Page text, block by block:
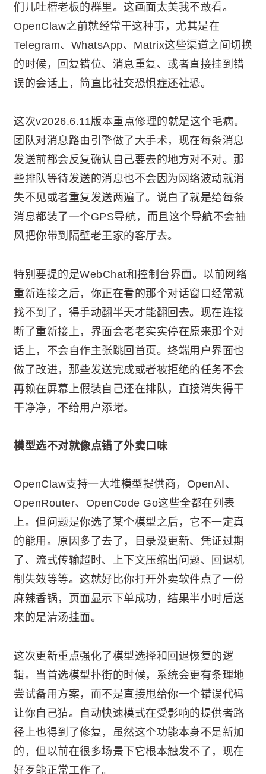
们儿吐槽老板的群里。这画面太美我不敢看。
OpenClaw之前就经常干这种事，尤其是在
Telegram、WhatsApp、Matrix这些渠道之间切换
的时候，回复错位、消息重复、或者直接挂到错
误的会话上，简直比社交恐惧症还社恐。
这次v2026.6.11版本重点修理的就是这个毛病。
团队对消息路由引擎做了大手术，现在每条消息
发送前都会反复确认自己要去的地方对不对。那
些排队等待发送的消息也不会因为网络波动就消
失不见或者重复发送两遍了。说白了就是给每条
消息都装了一个GPS导航，而且这个导航不会抽
风把你带到隔壁老王家的客厅去。
特别要提的是WebChat和控制台界面。以前网络
重新连接之后，你正在看的那个对话窗口经常就
找不到了，得手动翻半天才能翻回去。现在连接
断了重新接上，界面会老老实实停在原来那个对
话上，不会自作主张跳回首页。终端用户界面也
做了改进，那些发送完成或者被拒绝的任务不会
再赖在屏幕上假装自己还在排队，直接消失得干
干净净，不给用户添堵。
模型选不对就像点错了外卖口味
OpenClaw支持一大堆模型提供商，OpenAI、
OpenRouter、OpenCode Go这些全都在列表
上。但问题是你选了某个模型之后，它不一定真
的能用。原因多了去了，目录没更新、凭证过期
了、流式传输超时、上下文压缩出问题、回退机
制失效等等。这就好比你打开外卖软件点了一份
麻辣香锅，页面显示下单成功，结果半小时后送
来的是清汤挂面。
这次更新重点强化了模型选择和回退恢复的逻
辑。当首选模型扑街的时候，系统会更有条理地
尝试备用方案，而不是直接甩给你一个错误代码
让你自己猜。自动快速模式在受影响的提供者路
径上也得到了修复，虽然这个功能本身不是新加
的，但以前在很多场景下它根本触发不了，现在
好歹能正常工作了。